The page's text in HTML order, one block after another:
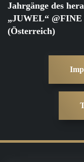
Jahrgänge des
„JUWEL“ @FINE
(Österreich)